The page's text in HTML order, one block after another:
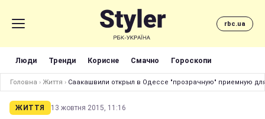
rbc.ua
Люди Тренди Корисне Смачно Гороскопи
Головна › Життя › Саакашвили открыл в Одессе "прозрачную" приемную
ЖИТТЯ 13 жовтня 2015, 11:16